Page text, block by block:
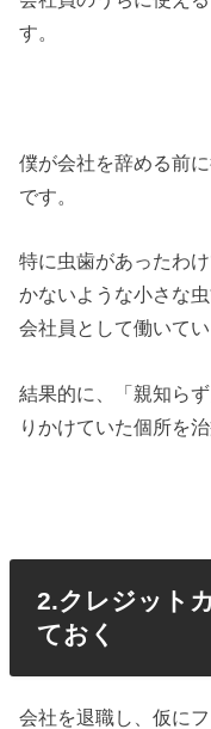
す。
僕が会社を辞める前
です。
特に虫歯があったわ
かないような小さな
会社員として働いて
結果的に、「親知ら
りかけていた個所を
2.クレジット
ておく
会社を退職し、仮に